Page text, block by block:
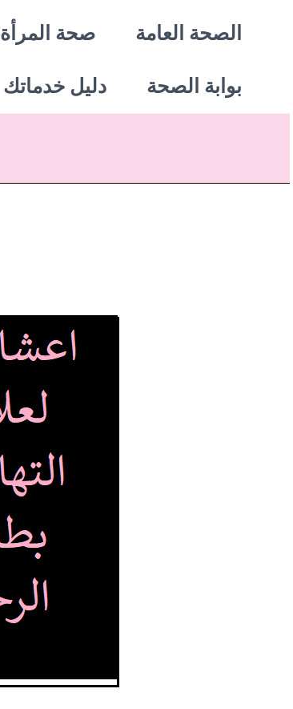
تخطيالصحة العامة صحة المرأة
بوابة الصحة دليل خدماتك